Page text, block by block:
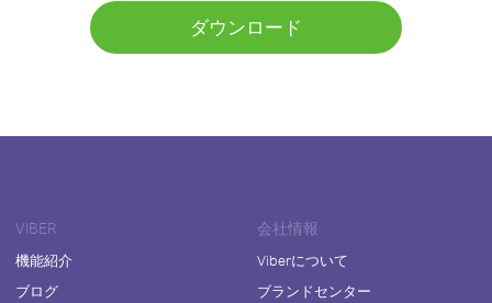
ダウンロード
VIBER
機能紹介
ブログ
会社情報
Viberについて
ブランドセンター